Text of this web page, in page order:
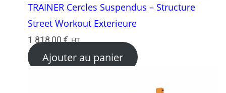
TRAINER Cercles Suspendus – Structure
Street Workout Exterieure
1 818,00€ HT
Ajouter au panier